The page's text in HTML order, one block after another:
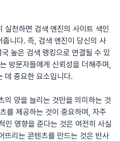
실천하면 검색 엔진의 사이트 색인
니다. 즉, 검색 엔진이 당신의 사
높은 검색 랭킹으로 연결될 수 있
방문자들에게 신뢰성을 더해주며,
데 중요한 요소입니다.
의 양을 늘리는 것만을 의미하는 것
를 제공하는 것이 중요하며, 자주
인 영향을 준다는 것은 여전히 사실
뜨리는 콘텐츠를 만드는 것은 반사